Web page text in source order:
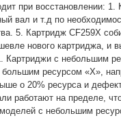
при восстановлении:
вал и т.д по
5. Картридж CF259X
нового картриджа, и
Картриджи с небольшим
ресурсом «X»,
о 20% ресурса и
работают на пределе,
с небольшим